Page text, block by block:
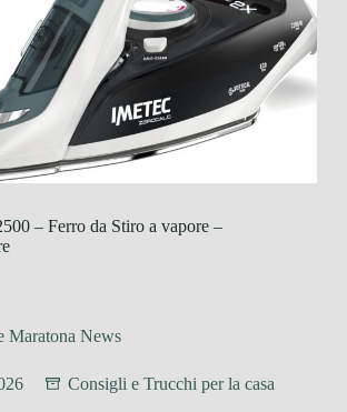
– Ferro da Stiro a vapore –
Maratona News
Consigli e Trucchi per la casa